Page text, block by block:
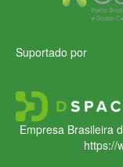
Suportado por
Empresa Brasileira
https://